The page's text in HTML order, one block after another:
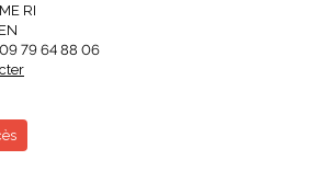
RI
79 64 88 06